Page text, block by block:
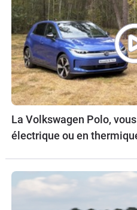
La Volkswagen Polo,
électrique ou en